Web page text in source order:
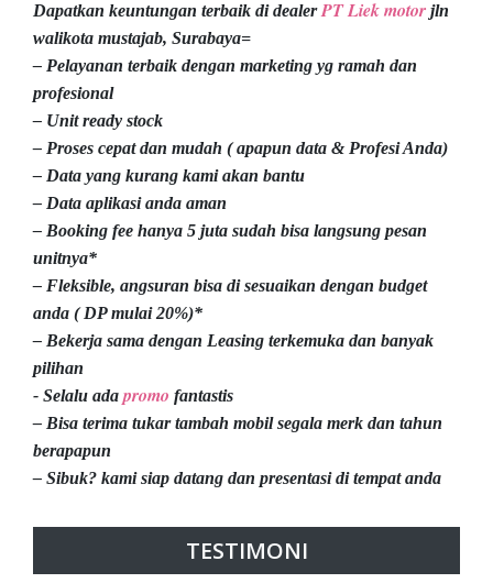
Dapatkan keuntungan terbaik di dealerPT Liek motor jln
walikota mustajab, Surabaya=
– Pelayanan terbaik dengan marketing yg ramah dan
profesional
– Unit ready stock
– Proses cepat dan mudah ( apapun data & Profesi Anda)
– Data yang kurang kami akan bantu
– Data aplikasi anda aman
– Booking fee hanya 5 juta sudah bisa langsung pesan
unitnya*
– Fleksible, angsuran bisa di sesuaikan dengan budget
anda ( DP mulai 20%)*
– Bekerja sama dengan Leasing terkemuka dan banyak
pilihan
- Selalu ada promo fantastis
– Bisa terima tukar tambah mobil segala merk dan tahun
berapapun
– Sibuk? kami siap datang dan presentasi di tempat anda
TESTIMONI